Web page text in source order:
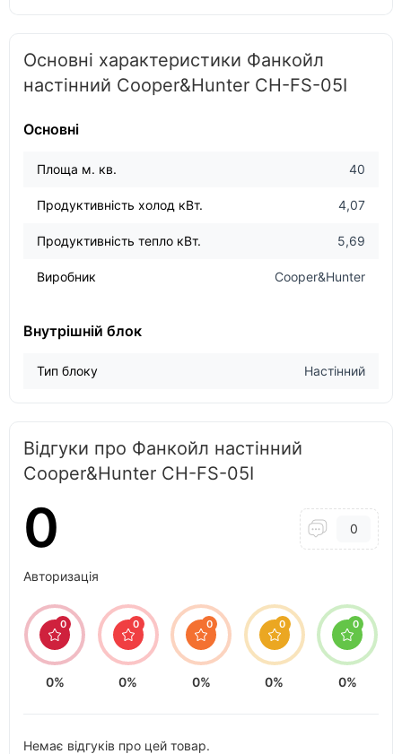
Основні характеристики Фанкойл
настінний Cooper&Hunter CH-FS-05I
Основні
Площа м. кв. 40
Продуктивність холод кВт. 4,07
Продуктивність тепло кВт. 5,69
Виробник Cooper&Hunter
Внутрішній блок
Тип блоку Настінний
Відгуки про Фанкойл настінний
Cooper&Hunter CH-FS-05I
0 0
Авторизація
0
0%
0
0%
0
0%
0
0%
0
0%
Немає відгуків про цей товар.